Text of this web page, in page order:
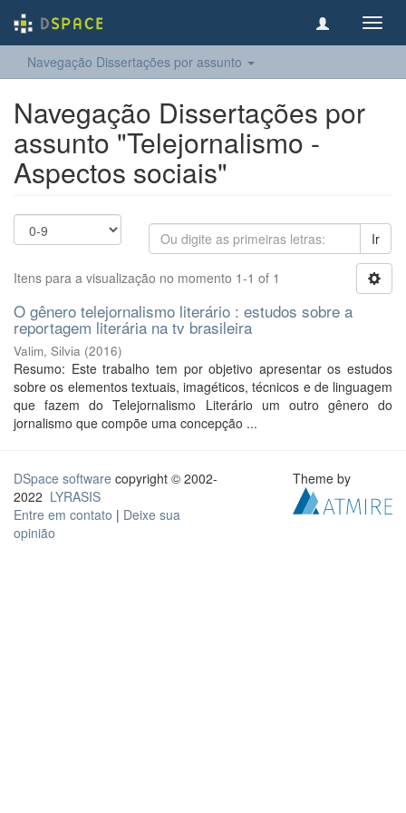
Navegação Dissertações por assunto
Navegação Dissertações por
assunto "Telejornalismo -
Aspectos sociais"
Ir
Itens para a visualização no momento 1-1 of 1
O gênero telejornalismo literário : estudos sobre a
reportagem literária na tv brasileira
Valim, Silvia (2016)
Resumo: Este trabalho tem por objetivo apresentar os estudos
sobre os elementos textuais, imagéticos, técnicos e de linguagem
que fazem do Telejornalismo Literário um outro gênero do
jornalismo que compõe uma concepção ...
DSpace software copyright © 2002-
2022 LYRASIS
Entre em contato | Deixe sua
opinião
Theme by